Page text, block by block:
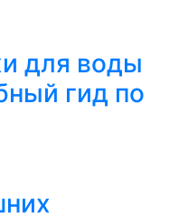
для воды
гид по